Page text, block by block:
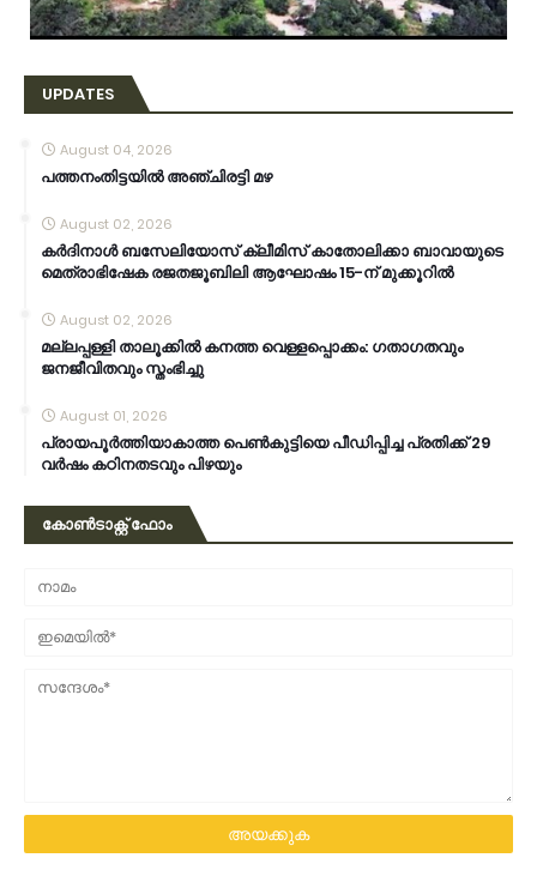
UPDATES
August 04, 2026
പത്തനംതിട്ടയിൽ അഞ്ചിരട്ടി മഴ
August 02, 2026
കര്‍ദിനാള്‍ ബസേലിയോസ് ക്ലീമിസ് കാതോലിക്കാ ബാവായുടെ
മെത്രാഭിഷേക രജതജൂബിലി ആഘോഷം 15-ന് മുക്കൂറില്‍
August 02, 2026
മല്ലപ്പള്ളി താലൂക്കിൽ കനത്ത വെള്ളപ്പൊക്കം: ഗതാഗതവും
ജനജീവിതവും സ്തംഭിച്ചു
August 01, 2026
പ്രായപൂർത്തിയാകാത്ത പെൺകുട്ടിയെ പീഡിപ്പിച്ച പ്രതിക്ക് 29
വർഷം കഠിനതടവും പിഴയും
കോൺടാക്റ്റ് ഫോം